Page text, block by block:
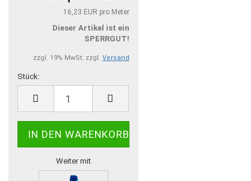
16,23 EUR pro Meter
Dieser Artikel ist ein
SPERRGUT!
zzgl. 19% MwSt. zzgl. Versand
Stück:
Stück
Weiter mit